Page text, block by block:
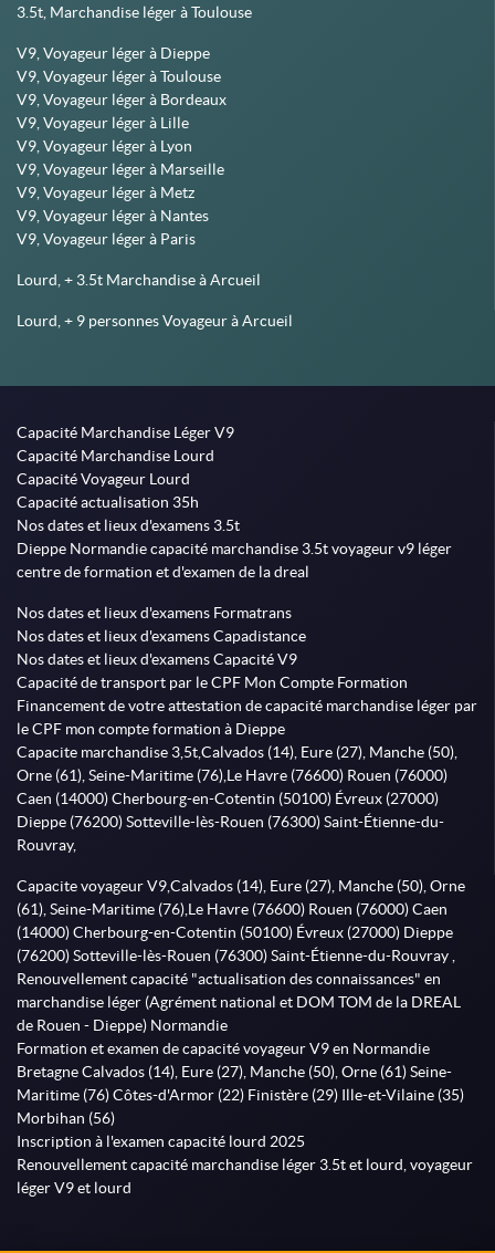
3.5t, Marchandise léger à Toulouse
V9, Voyageur léger à Dieppe
V9, Voyageur léger à Toulouse
V9, Voyageur léger à Bordeaux
V9, Voyageur léger à Lille
V9, Voyageur léger à Lyon
V9, Voyageur léger à Marseille
V9, Voyageur léger à Metz
V9, Voyageur léger à Nantes
V9, Voyageur léger à Paris
Lourd, + 3.5t Marchandise à Arcueil
Lourd, + 9 personnes Voyageur à Arcueil
Capacité Marchandise Léger V9
Capacité Marchandise Lourd
Capacité Voyageur Lourd
Capacité actualisation 35h
Nos dates et lieux d'examens 3.5t
Dieppe Normandie capacité marchandise 3.5t voyageur v9 léger
centre de formation et d'examen de la dreal
Nos dates et lieux d'examens Formatrans
Nos dates et lieux d'examens Capadistance
Nos dates et lieux d'examens Capacité V9
Capacité de transport par le CPF Mon Compte Formation
Financement de votre attestation de capacité marchandise léger par
le CPF mon compte formation à Dieppe
Capacite marchandise 3,5t,Calvados (14), Eure (27), Manche (50),
Orne (61), Seine-Maritime (76),Le Havre (76600) Rouen (76000)
Caen (14000) Cherbourg-en-Cotentin (50100) Évreux (27000)
Dieppe (76200) Sotteville-lès-Rouen (76300) Saint-Étienne-du-
Rouvray,
Capacite voyageur V9,Calvados (14), Eure (27), Manche (50), Orne
(61), Seine-Maritime (76),Le Havre (76600) Rouen (76000) Caen
(14000) Cherbourg-en-Cotentin (50100) Évreux (27000) Dieppe
(76200) Sotteville-lès-Rouen (76300) Saint-Étienne-du-Rouvray ,
Renouvellement capacité "actualisation des connaissances" en
marchandise léger (Agrément national et DOM TOM de la DREAL
de Rouen - Dieppe) Normandie
Formation et examen de capacité voyageur V9 en Normandie
Bretagne Calvados (14), Eure (27), Manche (50), Orne (61) Seine-
Maritime (76) Côtes-d'Armor (22) Finistère (29) Ille-et-Vilaine (35)
Morbihan (56)
Inscription à l'examen capacité lourd 2025
Renouvellement capacité marchandise léger 3.5t et lourd, voyageur
léger V9 et lourd